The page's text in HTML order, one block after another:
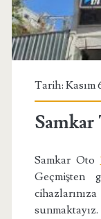
Tarih: Kasım
Samkar
Samkar Oto
Geçmişten